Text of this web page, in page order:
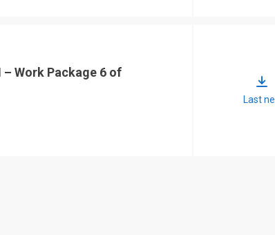
Work Package 6 of
Last